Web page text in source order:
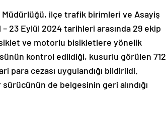
ilçe trafik birimleri ve Asayiş
23 Eylül 2024 tarihleri arasında 29 ekip
ve motorlu bisikletlere yönelik
kontrol edildiği, kusurlu görülen 712
para cezası uygulandığı bildirildi.
de belgesinin geri alındığı